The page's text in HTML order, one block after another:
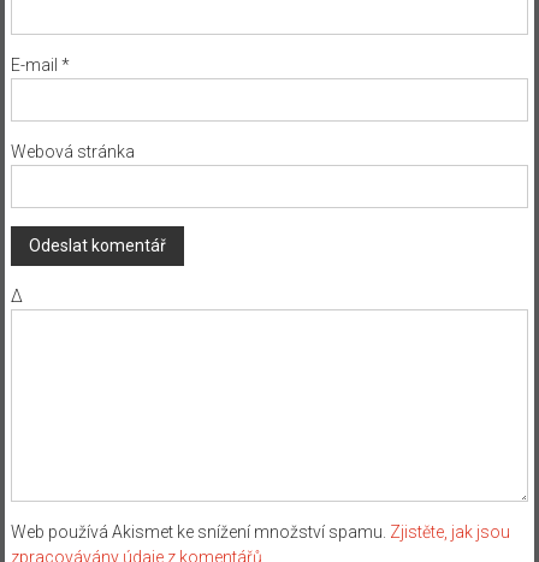
E-mail *
Webová stránka
Δ
Web používá Akismet ke snížení množství spamu. Zjistěte, jak jsou
zpracovávány údaje z komentářů.